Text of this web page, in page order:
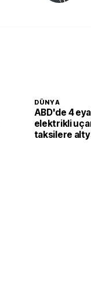
DÜNYA
ABD'de 4
elektrikli
taksilere